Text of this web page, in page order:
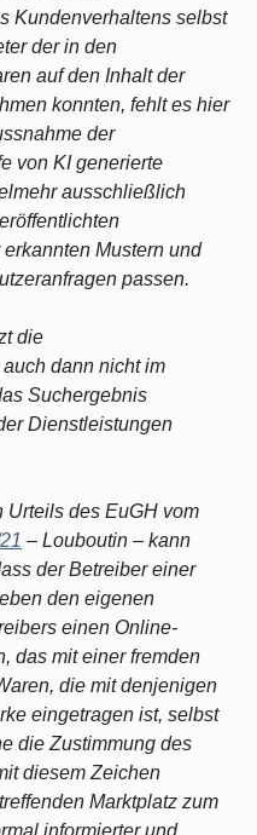
Kundenverhaltens selbst
der in den
auf den Inhalt der
konnten, fehlt es hier
der
von KI generierte
ausschließlich
Mustern und
passen.
die
dann nicht im
Suchergebnis
Dienstleistungen
Urteils des EuGH vom
– Louboutin – kann
der Betreiber einer
den eigenen
einen Online-
das mit einer fremden
die mit denjenigen
eingetragen ist, selbst
die Zustimmung des
diesem Zeichen
Marktplatz zum
informierter und